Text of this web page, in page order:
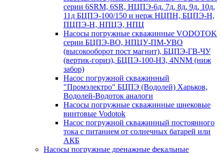
серии 6SRM, 6SR, НЦПЭ-6д, 7д, 8д, 9д, 10д,
11д БЦПЭ-100/150 и нерж НЦПН, БЦПЭ-Н,
ПЦПЭ-Н, НПЦЭ, НПЦ
Насосы погружные скважинные VODOTOK
серии БЦПЭ-ВО, НПЦУ-ПМ-УВО
(высокооборот пост магнит), БЦПЭ-ГВ-ЧУ
(вертик-гориз), БЦПЭ-100-НЗ, 4NNM (ниж
забор)
Насос погружной скважинный
"Промэлектро" БЦПЭ (Водолей) Харьков,
Водолей-Водоток аналоги
Насосы погружные скважинные шнековые
винтовые Vodotok
Насос погружной скважинный постоянного
тока с питанием от солнечных батарей или
АКБ
Насосы погружные дренажные фекальные